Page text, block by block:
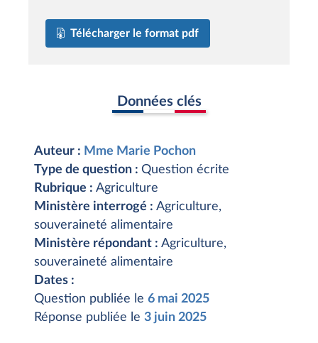
Télécharger le format pdf
Données clés
Auteur : Mme Marie Pochon
Type de question : Question écrite
Rubrique : Agriculture
Ministère interrogé : Agriculture,
souveraineté alimentaire
Ministère répondant : Agriculture,
souveraineté alimentaire
Dates :
Question publiée le 6 mai 2025
Réponse publiée le 3 juin 2025